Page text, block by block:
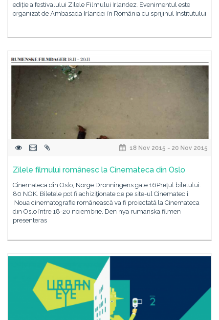
ediție a festivalului Zilele Filmului Irlandez. Evenimentul este
organizat de Ambasada Irlandei în România cu sprijinul Institutului
18 Nov 2015 - 20 Nov 2015
Zilele filmului românesc la Cinemateca din Oslo
Cinemateca din Oslo, Norge Dronningens gate 16Preţul biletului:
80 NOK. Biletele pot fi achiziţionate de pe site-ul Cinematecii.
Noua cinematografie românească va fi proiectată la Cinemateca
din Oslo între 18-20 noiembrie. Den nya rumänska filmen
presenteras